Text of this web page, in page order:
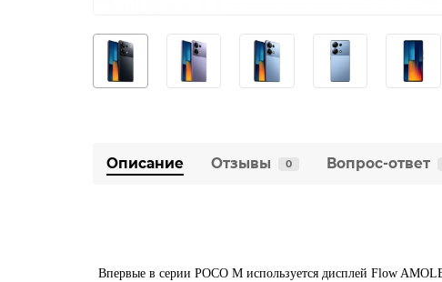
Описание Отзывы 0 Вопрос-ответ
Впервые в серии POCO M используется дисплей Flow